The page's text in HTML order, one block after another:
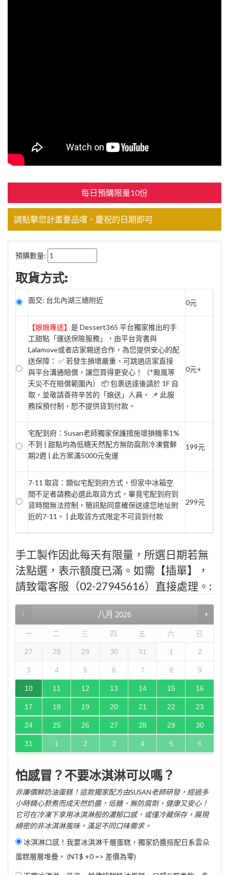
每日預購限量10份
請點擊您計畫要品嚐、慶祝的日期即可
預購數量:
取貨方式:
面交: 台北內湖三總附近 0元
【娘娘專送】 是 Dessert365 平台獨家推出的手
工甜點「運送保險服務」，由平台背書與
Lalamove或者店家親送合作，為您提供安心的配
送保障： ✅ 若發生損壞嚴重，可跳過店家直接
與平台溝通賠償，讓您買得更安心！（*颱風等
天災不在賠償範圍內） 📦 包裹送達後請於 1F 自
取，並敬請善待辛苦的「娘送」人員。 📌 此服
務採預付制，恕不提供貨到付款。
0元+
宅配到府：Susan老師獨家保護措施壞損機率1%
不到 | 甜點均為低糖天然配方無防腐劑冷凍嘗鮮
期2週 | 此方案滿5000元免運
199元
7-11 取貨：類似宅配到府方式，但家中冰箱空
間不足者請務必選此取貨方式，畢竟宅配到府到
貨時間無法控制，簡訊點同意確保送達您地址附
近的7-11。 | 此取貨方式限定不可貨到付款
299元
手工製作因此每天有限量，所選日期若無
法點選，表示額度已滿。如需【插單】，
請致電客服（02-27945616）直接處理。:
八月 2026
一 二 三 四 五 六 日
27 28 29 30 31 1 2
3 4 5 6 7 8 9
10 11 12 13 14 15 16
17 18 19 20 21 22 23
24 25 26 27 28 29 30
31 1 2 3 4 5 6
怕感冒？不要冰淇淋可以嗎？
非廉價鮮奶油蛋糕！這款獨家配方由SUSAN老師研發，經過多
小時精心熬煮而成天然奶醬，低糖、無防腐劑，健康又安心！
它可在冷凍下享用冰淇淋般的濃郁口感，或僅冷藏保存，展現
綿密的非冰淇淋風味，滿足不同口味需求。
冰淇淋口感！我要冰淇淋千層蛋糕，獨家奶醬搭配日系雲朵
蛋糕層層堆疊。 (NT$ +0 => 差價為零)